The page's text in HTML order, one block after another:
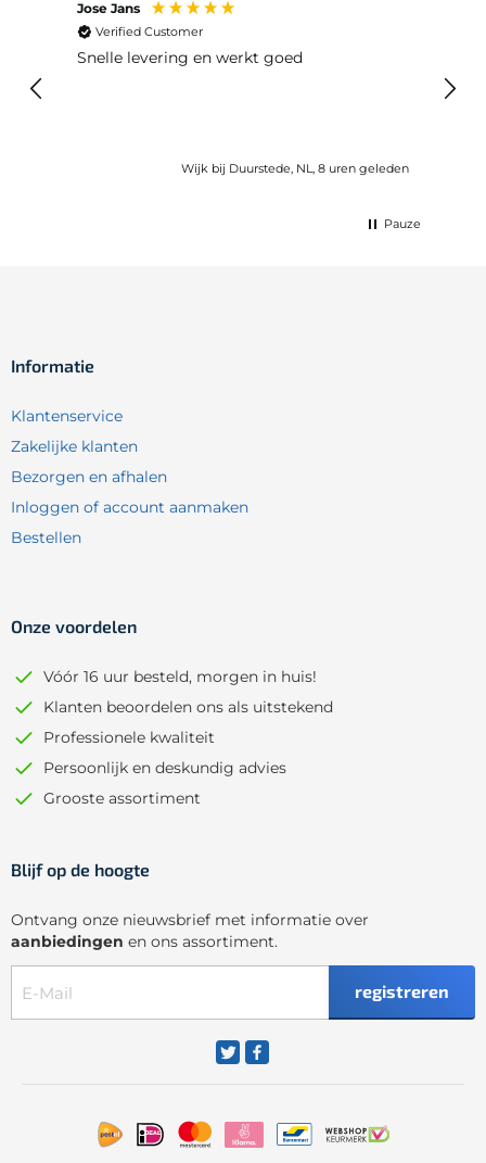
Jose Jans
Verified Customer
Snelle levering en werkt goed
Wijk bij Duurstede, NL, 8 uren geleden
Pauze
Informatie
Klantenservice
Zakelijke klanten
Bezorgen en afhalen
Inloggen of account aanmaken
Bestellen
Onze voordelen
Vóór 16 uur besteld, morgen in huis!
Klanten beoordelen ons als uitstekend
Professionele kwaliteit
Persoonlijk en deskundig advies
Grooste assortiment
Blijf op de hoogte
Ontvang onze nieuwsbrief met informatie over
aanbiedingen en ons assortiment.
registreren